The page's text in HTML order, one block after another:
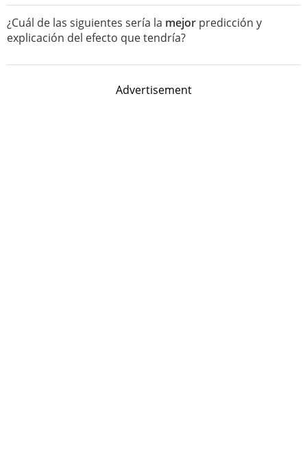
¿Cuál de las siguientes sería la mejor predicción y
explicación del efecto que tendría?
Advertisement